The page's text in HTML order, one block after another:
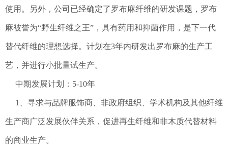
使用。另外，公司已经确定了罗布麻纤维的研发课题，罗布
麻被誉为“野生纤维之王”，具有药用和抑菌作用，是下一代
替代纤维的理想选择。计划在3年内研发出罗布麻的生产工
艺，并进行小批量试生产。
中期发展计划：5-10年
1、寻求与品牌服饰商、非政府组织、学术机构及其他纤维
生产商广泛发展伙伴关系，促进再生纤维和非木质代替材料
的商业生产。